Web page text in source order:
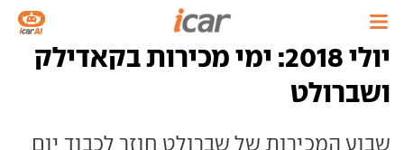
יולי 2018: ימי מכירות בקאדילק
ושברולט
שבוע המכירות של שברולט חוזר לכבוד יום